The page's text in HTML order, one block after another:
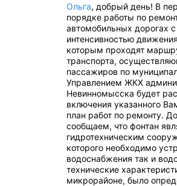
Ольга, добрый день! В
порядке работы по
автомобильных дорогах
интенсивностью
которым проходят
транспорта,
пассажиров по
Управлением ЖКХ
Невинномысска будет
включения указанного
план работ по ремонту.
сообщаем, что фонтан
гидротехническим
которого необходимо
водоснабжения так и
технические
микрорайоне, было